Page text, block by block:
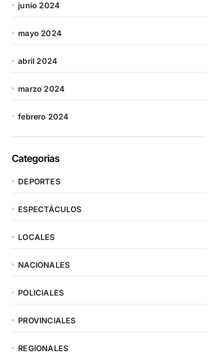
junio 2024
mayo 2024
abril 2024
marzo 2024
febrero 2024
Categorias
DEPORTES
ESPECTÁCULOS
LOCALES
NACIONALES
POLICIALES
PROVINCIALES
REGIONALES